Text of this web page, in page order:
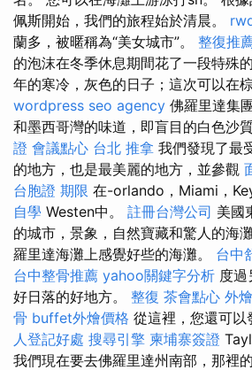
佩斯開始，我們的旅程始於清晨。
蘭多，被暱稱為“美女城市”。 整復推
的泡沫在冬季休息期間花了一段特殊
年的寒冷，灰色的日子；這次可以在
wordpress seo agency 佛羅里達集
和墨西哥灣的味道，即盲目的白色沙
證 會議點心 台北 推拿 我們發現了最
的地方，也是最美麗的地方，並參觀
台胞證 期限 在-orlando，Miami，
自學 Westen中。 註冊台灣公司 美國
的城市，景象，自然寶藏和驚人的海
羅里達海灘上感覺好些的海灘。 台中
台中整骨推薦 yahoo關鍵字分析 度過
好日落的好地方。 整復 茶會點心 外
骨 buffet外燴價格 從這裡，您還可
人登記好處 搜尋引擎 柬埔寨簽證
我們現在要去佛羅里達州南部，那裡